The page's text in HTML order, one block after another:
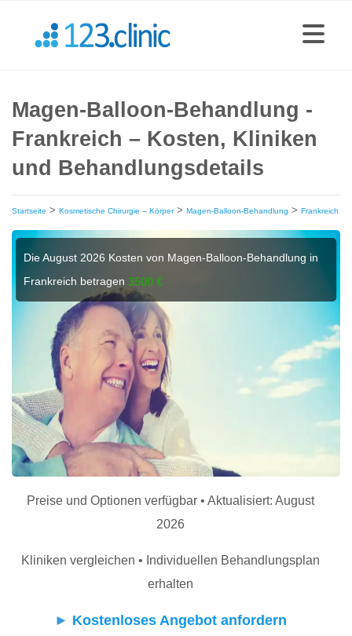
Magen-Balloon-Behandlung -
Frankreich – Kosten, Kliniken
und Behandlungsdetails
Startseite > Kosmetische Chirurgie – Körper> Magen-Balloon-Behandlung > Frankreich
Die August 2026 Kosten von Magen-Balloon-Behandlung in
Frankreich betragen3500 €
Preise und Optionen verfügbar • Aktualisiert: August
2026
Kliniken vergleichen • Individuellen Behandlungsplan
erhalten
► Kostenloses Angebot anfordern